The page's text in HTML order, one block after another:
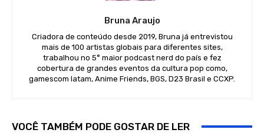
Bruna Araujo
Criadora de conteúdo desde 2019, Bruna já entrevistou
mais de 100 artistas globais para diferentes sites,
trabalhou no 5° maior podcast nerd do país e fez
cobertura de grandes eventos da cultura pop como,
gamescom latam, Anime Friends, BGS, D23 Brasil e CCXP.
VOCÊ TAMBÉM PODE GOSTAR DE LER